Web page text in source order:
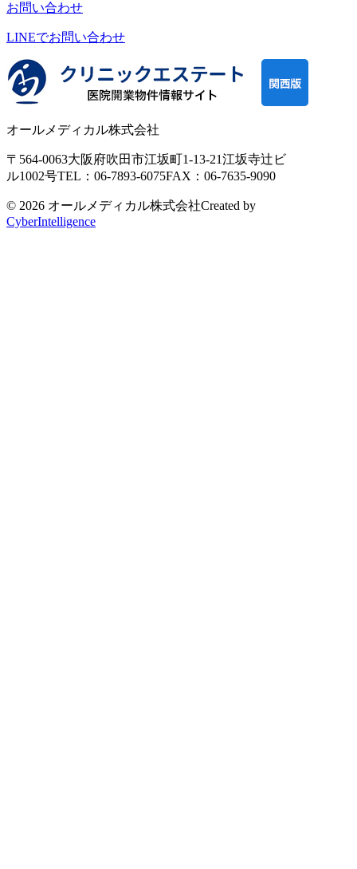
お問い合わせ
LINEでお問い合わせ
オールメディカル株式会社
〒564-0063大阪府吹田市江坂町1-13-21江坂寺辻ビ
ル1002号TEL：06-7893-6075FAX：06-7635-9090
© 2026 オールメディカル株式会社Created by
CyberIntelligence